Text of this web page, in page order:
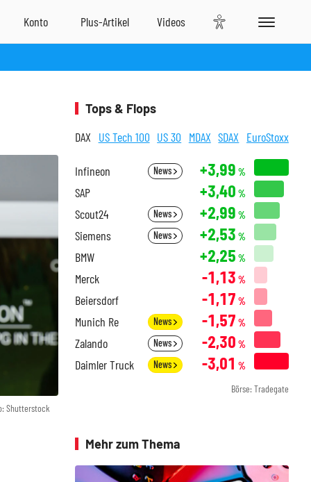
Shutterstock
Tops & Flops
DAX US Tech 100 US 30 MDAX SDAX EuroStoxx
Infineon News +3,99 %
SAP +3,40 %
Scout24 News +2,99 %
Siemens News +2,53 %
BMW +2,25 %
Merck -1,13 %
Beiersdorf -1,17 %
Munich Re News -1,57 %
Zalando News -2,30 %
Daimler Truck News -3,01 %
Börse: Tradegate
Mehr zum Thema